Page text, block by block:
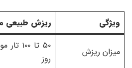
ویژگی ریزش طبیعی
میزان ریزش
۵۰ تا ۱۰۰
روز